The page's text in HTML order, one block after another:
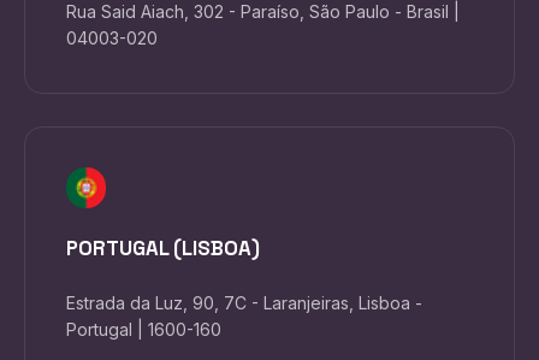
Rua Said Aiach, 302 - Paraíso, São Paulo - Brasil |
04003-020
PORTUGAL (LISBOA)
Estrada da Luz, 90, 7C - Laranjeiras, Lisboa -
Portugal | 1600-160